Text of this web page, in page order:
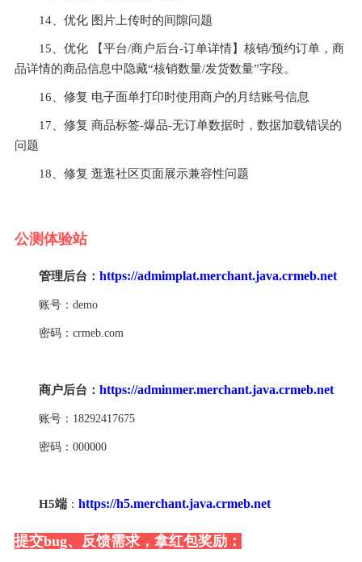
14、优化 图片上传时的间隙问题
15、优化 【平台/商户后台-订单详情】核销/预约订单，商
品详情的商品信息中隐藏“核销数量/发货数量”字段。
16、修复 电子面单打印时使用商户的月结账号信息
17、修复 商品标签-爆品-无订单数据时，数据加载错误的
问题
18、修复 逛逛社区页面展示兼容性问题
公测体验站
管理后台：‍ https://admimplat.merchant.java.crmeb.net
账号：demo
密码：crmeb.com
商户后台： https://adminmer.merchant.java.crmeb.net
账号：18292417675
密码：000000
H5端 ： https://h5.merchant.java.crmeb.net
提交bug、反馈需求，拿红包奖励：